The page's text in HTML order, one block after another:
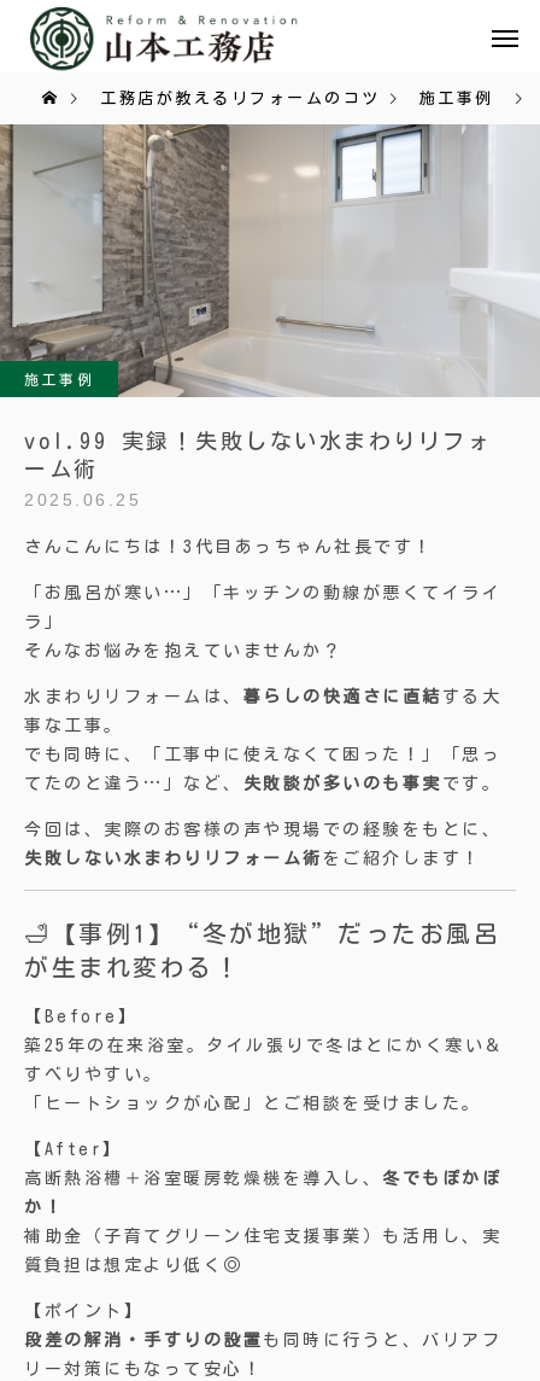
工務店が教えるリフォームのコツ 施工事例
施工事例
vol.99 実録！失敗しない水まわりリフォ
ーム術
2025.06.25
さんこんにちは！3代目あっちゃん社長です！
「お風呂が寒い…」「キッチンの動線が悪くてイライ
ラ」
そんなお悩みを抱えていませんか？
水まわりリフォームは、 暮らしの快適さに直結 する大
事な工事。
でも同時に、「工事中に使えなくて困った！」「思っ
てたのと違う…」など、 失敗談が多いのも事実 です。
今回は、実際のお客様の声や現場での経験をもとに、
失敗しない水まわりリフォーム術 をご紹介します！
🛁【事例1】“冬が地獄”だったお風呂
が生まれ変わる！
【Before】
築25年の在来浴室。タイル張りで冬はとにかく寒い＆
すべりやすい。
「ヒートショックが心配」とご相談を受けました。
【After】
高断熱浴槽＋浴室暖房乾燥機を導入し、 冬でもぽかぽ
か！
補助金（子育てグリーン住宅支援事業）も活用し、実
質負担は想定より低く◎
【ポイント】
段差の解消・手すりの設置 も同時に行うと、バリアフ
リー対策にもなって安心！